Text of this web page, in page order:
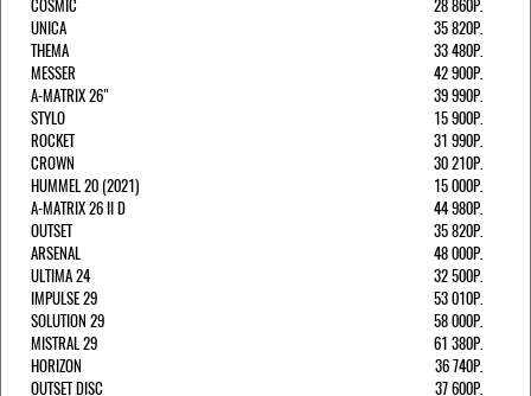
COSMIC
28 860Р.
UNICA
35 820Р.
THEMA
33 480Р.
MESSER
42 900Р.
A-MATRIX 26"
39 990Р.
STYLO
15 900Р.
ROCKET
31 990Р.
CROWN
30 210Р.
HUMMEL 20 (2021)
15 000Р.
A-MATRIX 26 II D
44 980Р.
OUTSET
35 820Р.
ARSENAL
48 000Р.
ULTIMA 24
32 500Р.
IMPULSE 29
53 010Р.
SOLUTION 29
58 000Р.
MISTRAL 29
61 380Р.
HORIZON
36 740Р.
OUTSET DISC
37 600Р.